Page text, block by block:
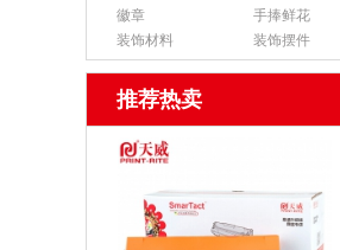
徽章
手捧鲜花
装饰材料
装饰摆件
推荐热卖